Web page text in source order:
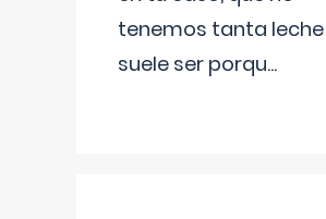
tenemos tanta leche
suele ser porqu...